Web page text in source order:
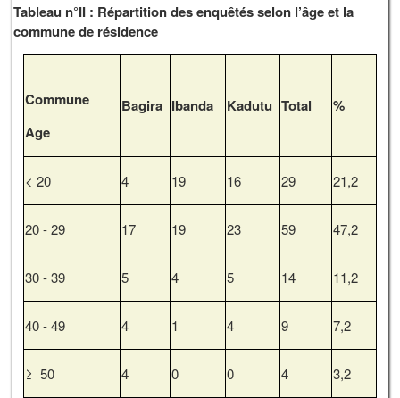
Tableau n°II : Répartition des enquêtés selon l’âge et la
commune de résidence
Commune
Age
Bagira Ibanda Kadutu Total %
< 20 4 19 16 29 21,2
20 - 29 17 19 23 59 47,2
30 - 39 5 4 5 14 11,2
40 - 49 4 1 4 9 7,2
≥ 50 4 0 0 4 3,2